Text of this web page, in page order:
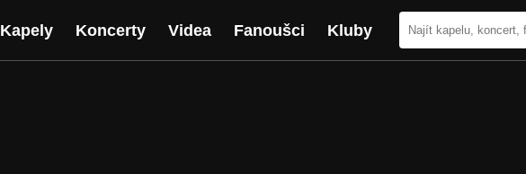
Kapely Koncerty Videa Fanoušci Kluby